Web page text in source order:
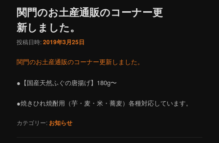
関門のお土産通販のコーナー更
新しました。
投稿日時:2019年3月25日
関門のお土産通販のコーナー更新しました。
●【国産天然ふぐの唐揚げ】180g〜
●焼きひれ焼酎用（芋・麦・米・蕎麦）各種対応しています。
カテゴリー: お知らせ